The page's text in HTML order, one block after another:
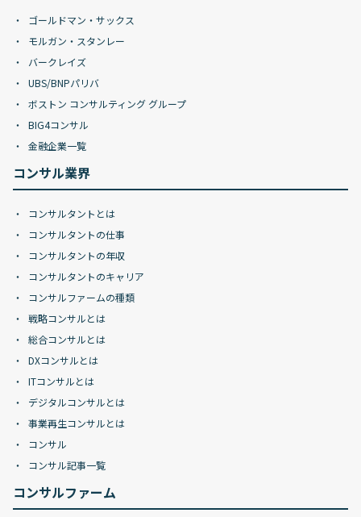
ゴールドマン・サックス
モルガン・スタンレー
バークレイズ
UBS/BNPパリバ
ボストン コンサルティング グループ
BIG4コンサル
金融企業一覧
コンサル業界
コンサルタントとは
コンサルタントの仕事
コンサルタントの年収
コンサルタントのキャリア
コンサルファームの種類
戦略コンサルとは
総合コンサルとは
DXコンサルとは
ITコンサルとは
デジタルコンサルとは
事業再生コンサルとは
コンサル
コンサル記事一覧
コンサルファーム